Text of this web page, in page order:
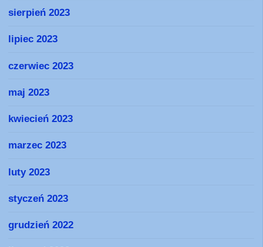
sierpień 2023
lipiec 2023
czerwiec 2023
maj 2023
kwiecień 2023
marzec 2023
luty 2023
styczeń 2023
grudzień 2022